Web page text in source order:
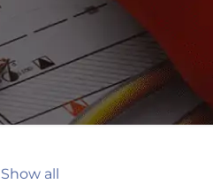
Show all